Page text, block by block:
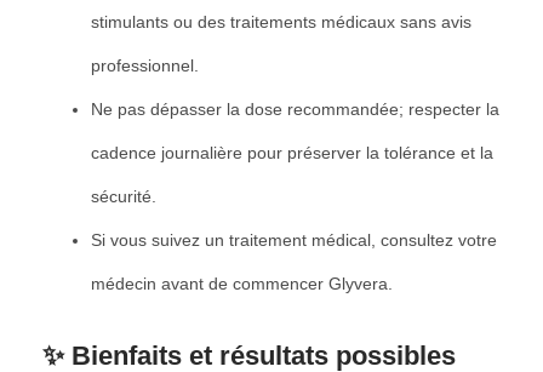
stimulants ou des traitements médicaux sans avis
professionnel.
Ne pas dépasser la dose recommandée; respecter la
cadence journalière pour préserver la tolérance et la
sécurité.
Si vous suivez un traitement médical, consultez votre
médecin avant de commencer Glyvera.
✨ Bienfaits et résultats possibles